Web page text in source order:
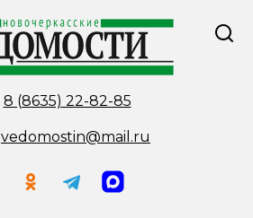
8 (8635) 22-82-85
vedomostin@mail.ru